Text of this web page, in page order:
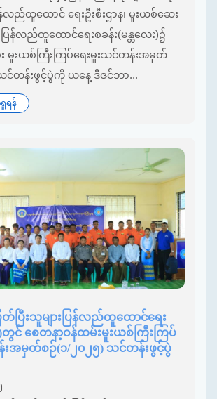
န်လည်ထူထောင် ရေးဦးစီးဌာန၊ မူးယစ်ဆေး
ပြန်လည်ထူထောင်ရေးစခန်း(မန္တလေး)၌
မူးယစ်ကြီးကြပ်ရေးမှူးသင်တန်းအမှတ်
င်တန်းဖွင့်ပွဲကို ယနေ့ ဒီဇင်ဘာ...
န်
ပြီးသူများပြန်လည်ထူထောင်ရေး
တွင် စေတနာ့ဝန်ထမ်းမူးယစ်ကြီးကြပ်
းအမှတ်စဉ်(၁/၂၀၂၅) သင်တန်းဖွင့်ပွဲ